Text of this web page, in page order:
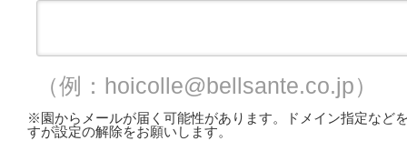
（例：hoicolle@bellsante.co.jp）
※園からメールが届く可能性があります。ドメイン指定など
すが設定の解除をお願いします。